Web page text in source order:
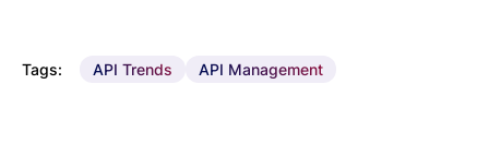
Tags: API Trends API Management